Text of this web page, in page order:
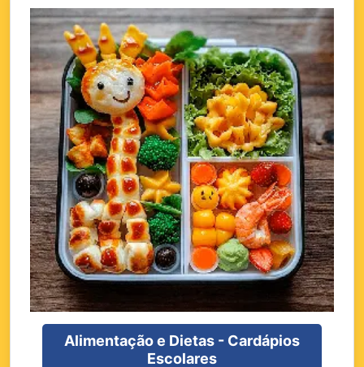
Alimentação e Dietas - Cardápios
Escolares